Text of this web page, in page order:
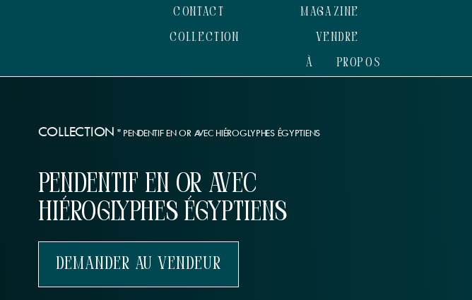
CONTACT
MAGAZINE
COLLECTION
VENDRE
À PROPOS
COLLECTION " PENDENTIF EN OR AVEC HIÉROGLYPHES ÉGYPTIENS
Pendentif en or avec
hiéroglyphes égyptiens
Demander Au Vendeur